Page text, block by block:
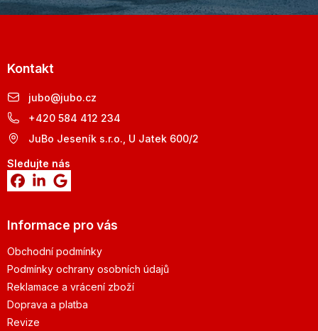
Kontakt
jubo@jubo.cz
+420 584 412 234
JuBo Jeseník s.r.o., U Jatek 600/2
Sledujte nás
Informace pro vás
Obchodní podmínky
Podmínky ochrany osobních údajů
Reklamace a vrácení zboží
Doprava a platba
Revize